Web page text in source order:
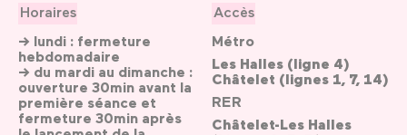
Horaires
→ lundi : fermeture
hebdomadaire
→ du mardi au dimanche :
ouverture 30min avant la
première séance et
fermeture 30min après
Accès
Métro
Les Halles (ligne 4)
Châtelet (lignes 1, 7, 14)
RER
Châtelet-Les Halles